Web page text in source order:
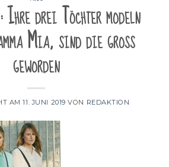
drei Töchter modeln
Mia, sind die groß
geworden
AM11. JUNI 2019 VON REDAKTION